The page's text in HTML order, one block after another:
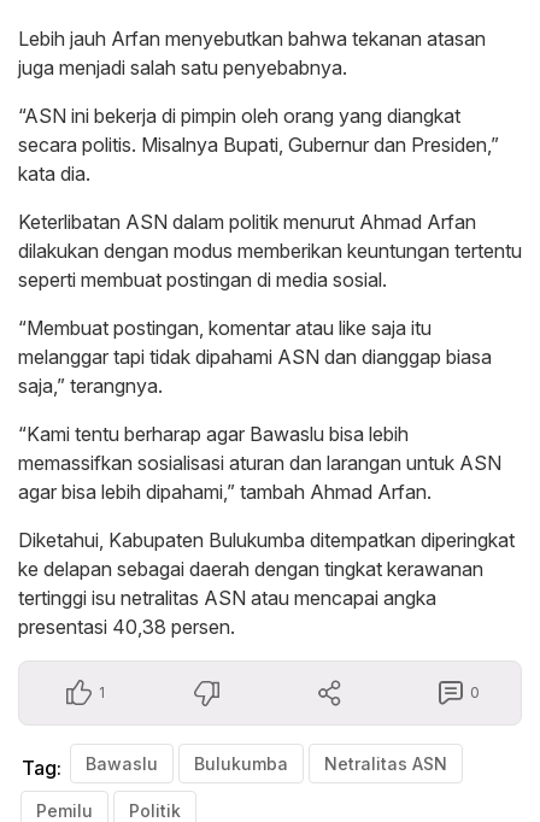
Lebih jauh Arfan menyebutkan bahwa tekanan atasan
juga menjadi salah satu penyebabnya.
“ASN ini bekerja di pimpin oleh orang yang diangkat
secara politis. Misalnya Bupati, Gubernur dan Presiden,”
kata dia.
Keterlibatan ASN dalam politik menurut Ahmad Arfan
dilakukan dengan modus memberikan keuntungan tertentu
seperti membuat postingan di media sosial.
“Membuat postingan, komentar atau like saja itu
melanggar tapi tidak dipahami ASN dan dianggap biasa
saja,” terangnya.
“Kami tentu berharap agar Bawaslu bisa lebih
memassifkan sosialisasi aturan dan larangan untuk ASN
agar bisa lebih dipahami,” tambah Ahmad Arfan.
Diketahui, Kabupaten Bulukumba ditempatkan diperingkat
ke delapan sebagai daerah dengan tingkat kerawanan
tertinggi isu netralitas ASN atau mencapai angka
presentasi 40,38 persen.
1 0
Tag: Bawaslu Bulukumba Netralitas ASN
Pemilu Politik